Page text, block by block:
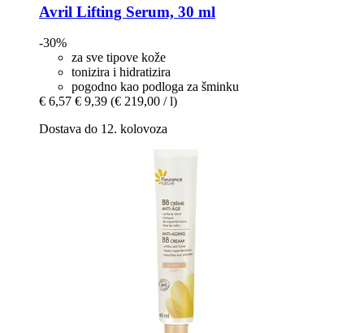
Avril Lifting Serum, 30 ml
-30%
za sve tipove kože
tonizira i hidratizira
pogodno kao podloga za šminku
€ 6,57 € 9,39 (€ 219,00 / l)
Dostava do 12. kolovoza